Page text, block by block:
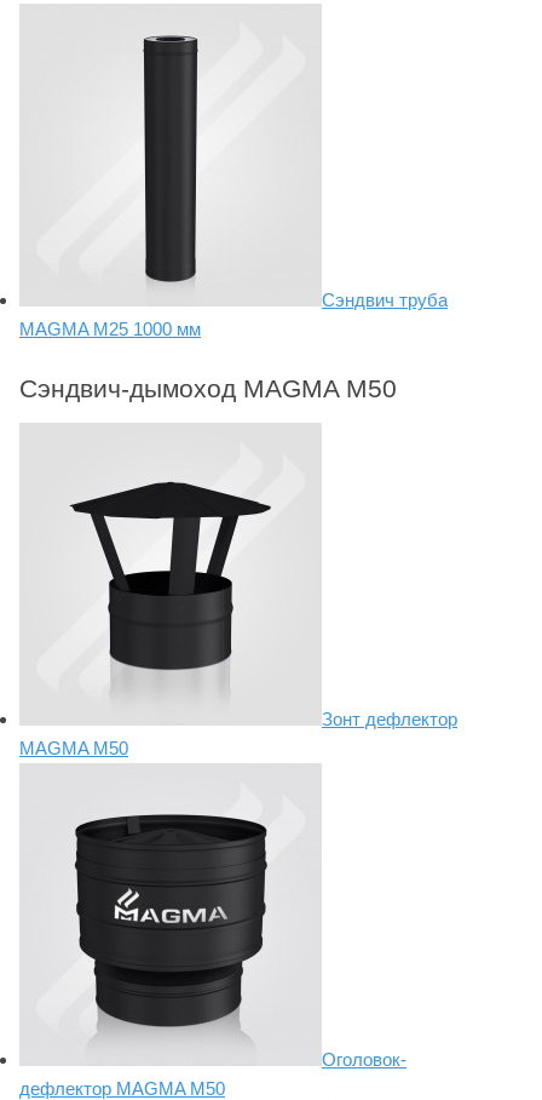
Сэндвич труба
MAGMA М25 1000 мм
Сэндвич-дымоход MAGMA М50
Зонт дефлектор
MAGMA М50
Оголовок-
дефлектор MAGMA М50